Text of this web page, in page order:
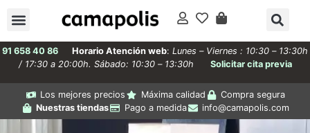
91 658 40 86 Horario Atención web: Lunes – Viernes : 10:30 – 13:30h
/ 17:30 a 20:00h. Sábado: 10:30 – 13:30h
Solicitar cita previa
Los mejores precios Máxima calidad
Compra segura
Nuestras tiendas
Pago a medida info@camapolis.com